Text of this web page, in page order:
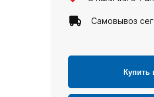
Самовывоз
Купить